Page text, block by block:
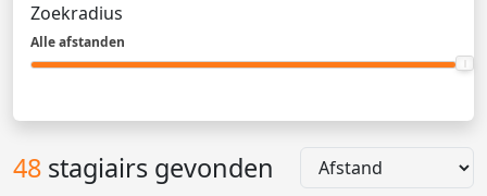
Zoekradius
Alle afstanden
48 stagiairs gevonden